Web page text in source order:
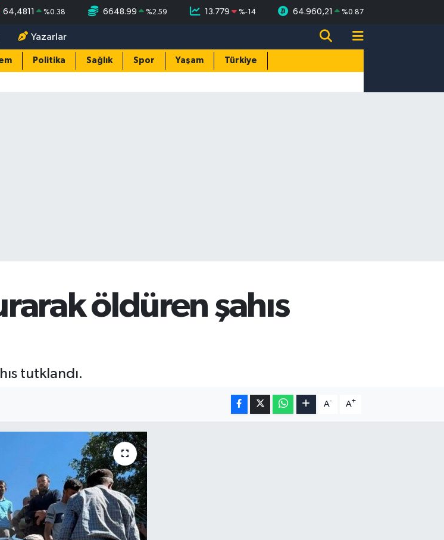
64,4811 %0.38 6648.99 %2.59 13.779 %-14 64.960,21 %0.87
Yazarlar
Politika Sağlık Spor Yaşam Türkiye
öldüren şahıs
tutklandı.
A- A+